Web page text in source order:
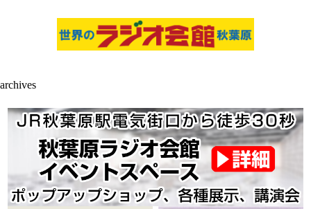
archives